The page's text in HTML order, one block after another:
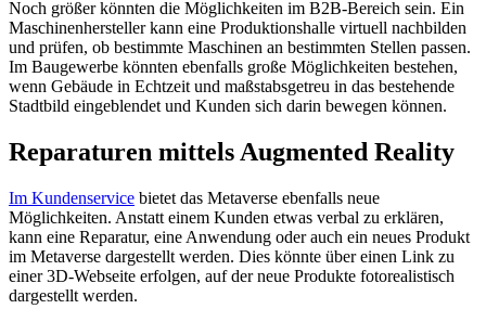
Noch größer könnten die Möglichkeiten im B2B-Bereich sein. Ein
Maschinenhersteller kann eine Produktionshalle virtuell nachbilden
und prüfen, ob bestimmte Maschinen an bestimmten Stellen passen.
Im Baugewerbe könnten ebenfalls große Möglichkeiten bestehen,
wenn Gebäude in Echtzeit und maßstabsgetreu in das bestehende
Stadtbild eingeblendet und Kunden sich darin bewegen können.
Reparaturen mittels Augmented Reality
Im Kundenservice bietet das Metaverse ebenfalls neue
Möglichkeiten. Anstatt einem Kunden etwas verbal zu erklären,
kann eine Reparatur, eine Anwendung oder auch ein neues Produkt
im Metaverse dargestellt werden. Dies könnte über einen Link zu
einer 3D-Webseite erfolgen, auf der neue Produkte fotorealistisch
dargestellt werden.